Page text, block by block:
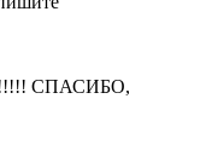
СПАСИБО,